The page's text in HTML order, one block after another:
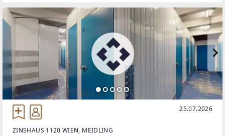
25.07.2026
ZINSHAUS 1120 WIEN, MEIDLING